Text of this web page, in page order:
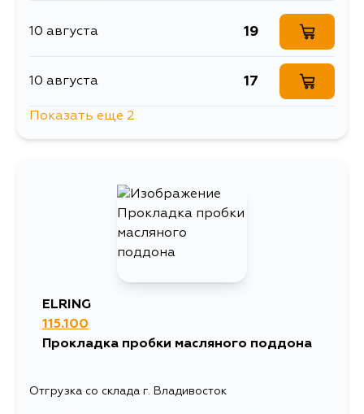
10 августа 19
10 августа 17
Показать еще 2
ELRING
115.100
Прокладка пробки масляного поддона
Отгрузка со склада г. Владивосток